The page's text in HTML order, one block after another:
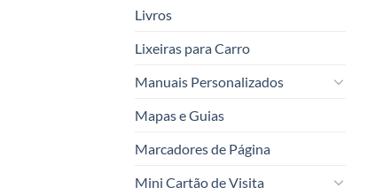
Livros
Lixeiras para Carro
Manuais Personalizados
Mapas e Guias
Marcadores de Página
Mini Cartão de Visita